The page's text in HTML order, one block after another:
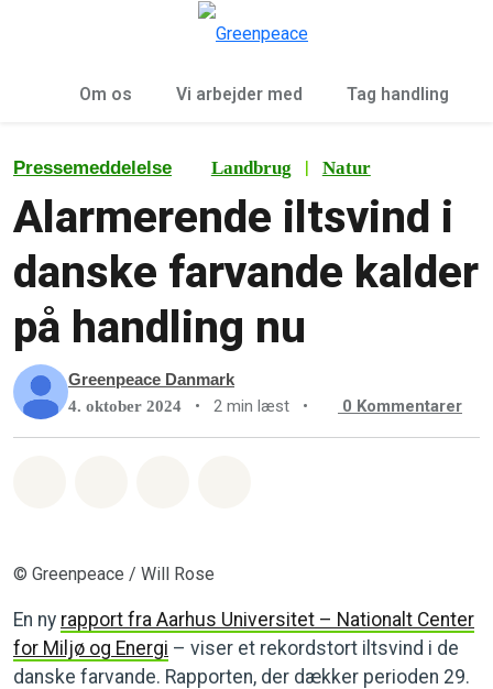
Om os Vi arbejder med Tag handling
Pressemeddelelse Landbrug | Natur
Alarmerende iltsvind i
danske farvande kalder
på handling nu
Greenpeace Danmark
4. oktober 2024 • 2 min læst • 0 Kommentarer
© Greenpeace / Will Rose
En ny rapport fra Aarhus Universitet – Nationalt Center
for Miljø og Energi – viser et rekordstort iltsvind i de
danske farvande. Rapporten, der dækker perioden 29.